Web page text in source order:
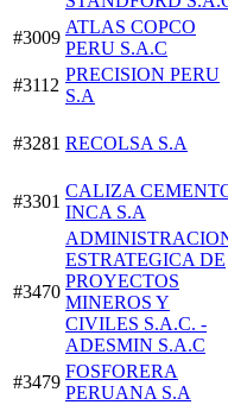
#3009
ATLAS COPCO
PERU S.A.C
#3112
PRECISION PERU
S.A
#3281 RECOLSA S.A
#3301
CALIZA
INCA S.A
#3470
ESTRATEGICA DE
PROYECTOS
MINEROS Y
CIVILES S.A.C. -
ADESMIN S.A.C
#3479
FOSFORERA
PERUANA S.A